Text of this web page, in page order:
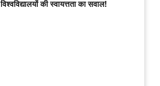
विश्वविद्यालयों की स्वायत्तता का सवाल!